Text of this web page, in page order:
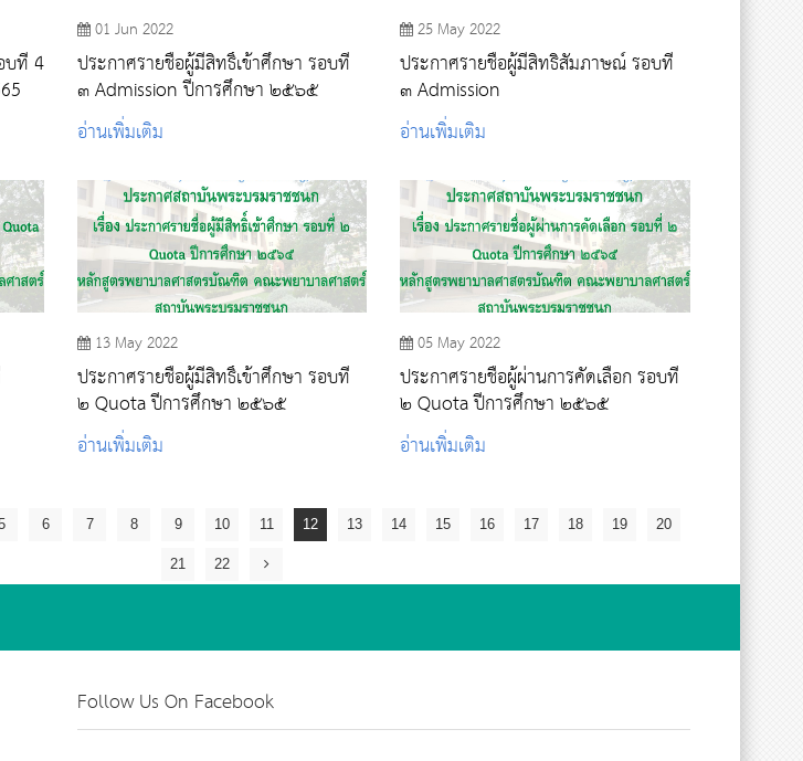
บที่ 4
01 Jun 2022
ประกาศรายชื่อผู้มีสิทธิ์เข้าศึกษา รอบที่
๓ Admission ปีการศึกษา ๒๕๖๕
อ่านเพิ่มเติม
25 May 2022
ประกาศรายชื่อผู้มีสิทธิสัมภาษณ์ รอบที่
๓ Admission
อ่านเพิ่มเติม
13 May 2022
ประกาศรายชื่อผู้มีสิทธิ์เข้าศึกษา รอบที่
๒ Quota ปีการศึกษา ๒๕๖๕
อ่านเพิ่มเติม
05 May 2022
ประกาศรายชื่อผู้ผ่านการคัดเลือก รอบที่
๒ Quota ปีการศึกษา ๒๕๖๕
อ่านเพิ่มเติม
6 7 8 9 10 11 12 13 14 15 16 17 18 19 20
21 22
Follow Us On Facebook